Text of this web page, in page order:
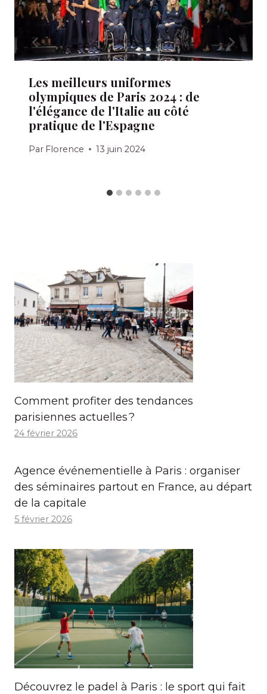
Les meilleurs uniformes
olympiques de Paris 2024 : de
l'élégance de l'Italie au côté
pratique de l'Espagne
Par Florence 13 juin 2024
Comment profiter des tendances
parisiennes actuelles ?
24 février 2026
Agence événementielle à Paris : organiser
des séminaires partout en France, au départ
de la capitale
5 février 2026
Découvrez le padel à Paris : le sport qui fait